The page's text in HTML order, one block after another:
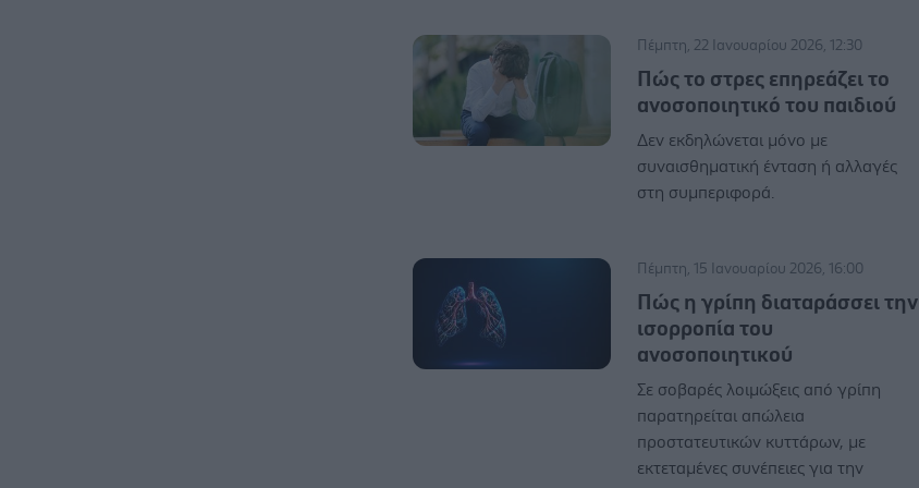
Πέμπτη, 22 Ιανουαρίου 2026, 12:30
Πώς το στρες επηρεάζει το
ανοσοποιητικό του παιδιού
Δεν εκδηλώνεται μόνο με
συναισθηματική ένταση ή αλλαγές
στη συμπεριφορά.
Πέμπτη, 15 Ιανουαρίου 2026, 16:00
Πώς η γρίπη διαταράσσει την
ισορροπία του
ανοσοποιητικού
Σε σοβαρές λοιμώξεις από γρίπη
παρατηρείται απώλεια
προστατευτικών κυττάρων, με
εκτεταμένες συνέπειες για την